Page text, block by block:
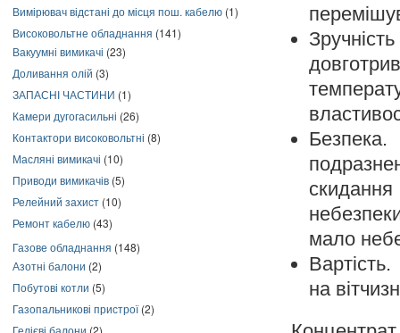
Вимірювач відстані до місця пош. кабелю (1)
Високовольтне обладнання (141)
Вакуумні вимикачі (23)
Доливання олій (3)
ЗАПАСНІ ЧАСТИНИ (1)
Камери дугогасильні (26)
Контактори високовольтні (8)
Масляні вимикачі (10)
Приводи вимикачів (5)
Релейний захист (10)
Ремонт кабелю (43)
Газове обладнання (148)
Азотні балони (2)
Побутові котли (5)
Газопальникові пристрої(2)
Гелієві балони (2)
Безпека.
мало
Вартість.
на